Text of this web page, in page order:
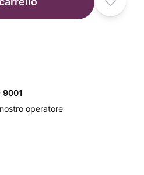
9001
operatore